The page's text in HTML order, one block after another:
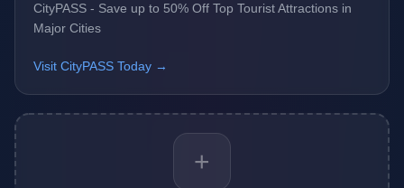
CityPASS - Save up to 50% Off Top Tourist Attractions in
Major Cities
Visit CityPASS Today →
+